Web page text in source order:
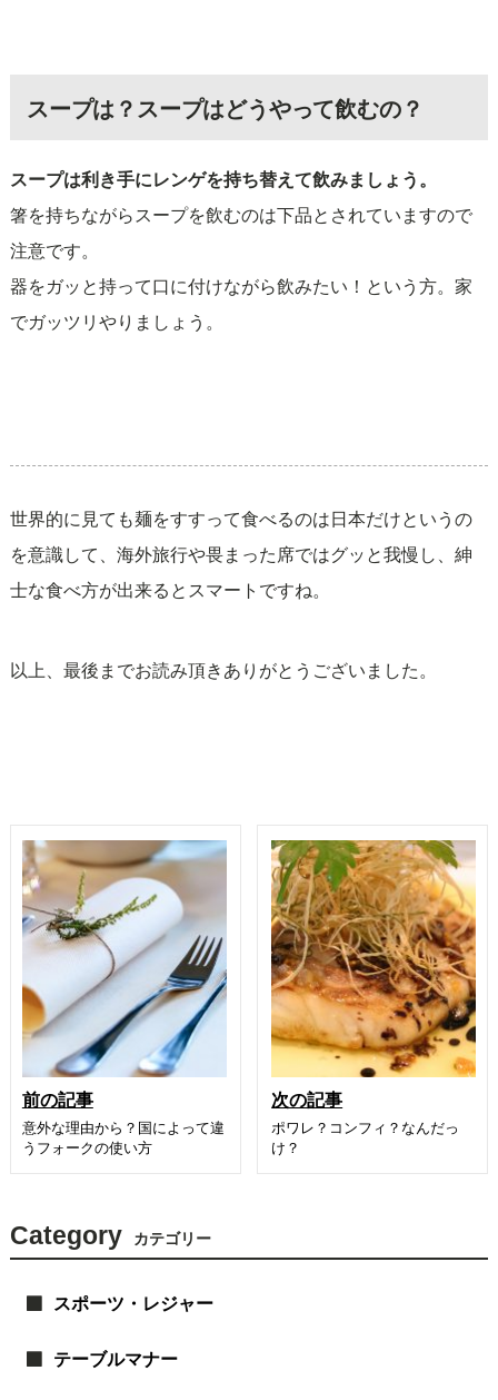
スープは？スープはどうやって飲むの？
スープは利き手にレンゲを持ち替えて飲みましょう。
箸を持ちながらスープを飲むのは下品とされていますので
注意です。
器をガッと持って口に付けながら飲みたい！という方。家
でガッツリやりましょう。
世界的に見ても麺をすすって食べるのは日本だけというの
を意識して、海外旅行や畏まった席ではグッと我慢し、紳
士な食べ方が出来るとスマートですね。
以上、最後までお読み頂きありがとうございました。
前の記事
意外な理由から？国によって違
うフォークの使い方
次の記事
ポワレ？コンフィ？なんだっ
け？
Category カテゴリー
スポーツ・レジャー
テーブルマナー